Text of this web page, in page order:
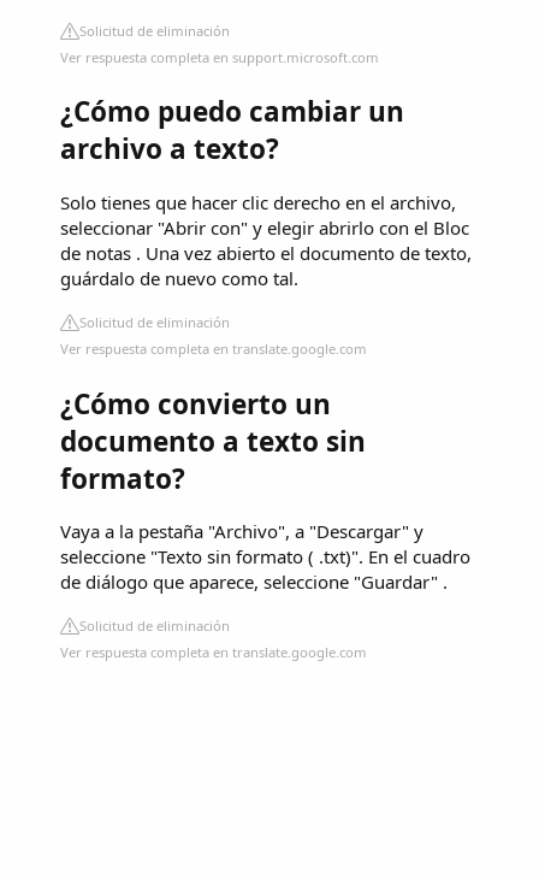
Solicitud de eliminación
Ver respuesta completa en support.microsoft.com
¿Cómo puedo cambiar un
archivo a texto?
Solo tienes que hacer clic derecho en el archivo,
seleccionar "Abrir con" y elegir abrirlo con el Bloc
de notas . Una vez abierto el documento de texto,
guárdalo de nuevo como tal.
Solicitud de eliminación
Ver respuesta completa en translate.google.com
¿Cómo convierto un
documento a texto sin
formato?
Vaya a la pestaña "Archivo", a "Descargar" y
seleccione "Texto sin formato ( .txt)". En el cuadro
de diálogo que aparece, seleccione "Guardar" .
Solicitud de eliminación
Ver respuesta completa en translate.google.com